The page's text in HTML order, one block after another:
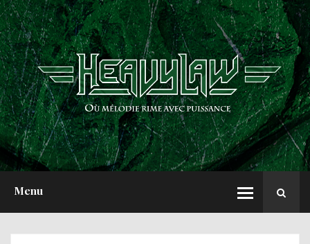
Menu
ACCUEIL
NEWS
CHRONIQUES
INTERVIEWS
REPORTS
A PROPOS